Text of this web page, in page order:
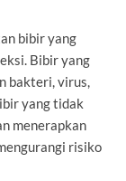
bibir yang
Bibir yang
bakteri, virus,
yang tidak
menerapkan
risiko